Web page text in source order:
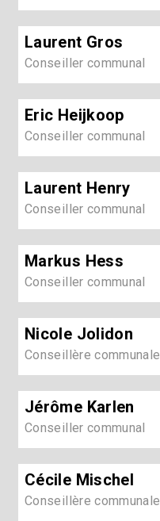
Laurent Gros
Conseiller communal
Eric Heijkoop
Conseiller communal
Laurent Henry
Conseiller communal
Markus Hess
Conseiller communal
Nicole Jolidon
Conseillère communale
Jérôme Karlen
Conseiller communal
Cécile Mischel
Conseillère communale